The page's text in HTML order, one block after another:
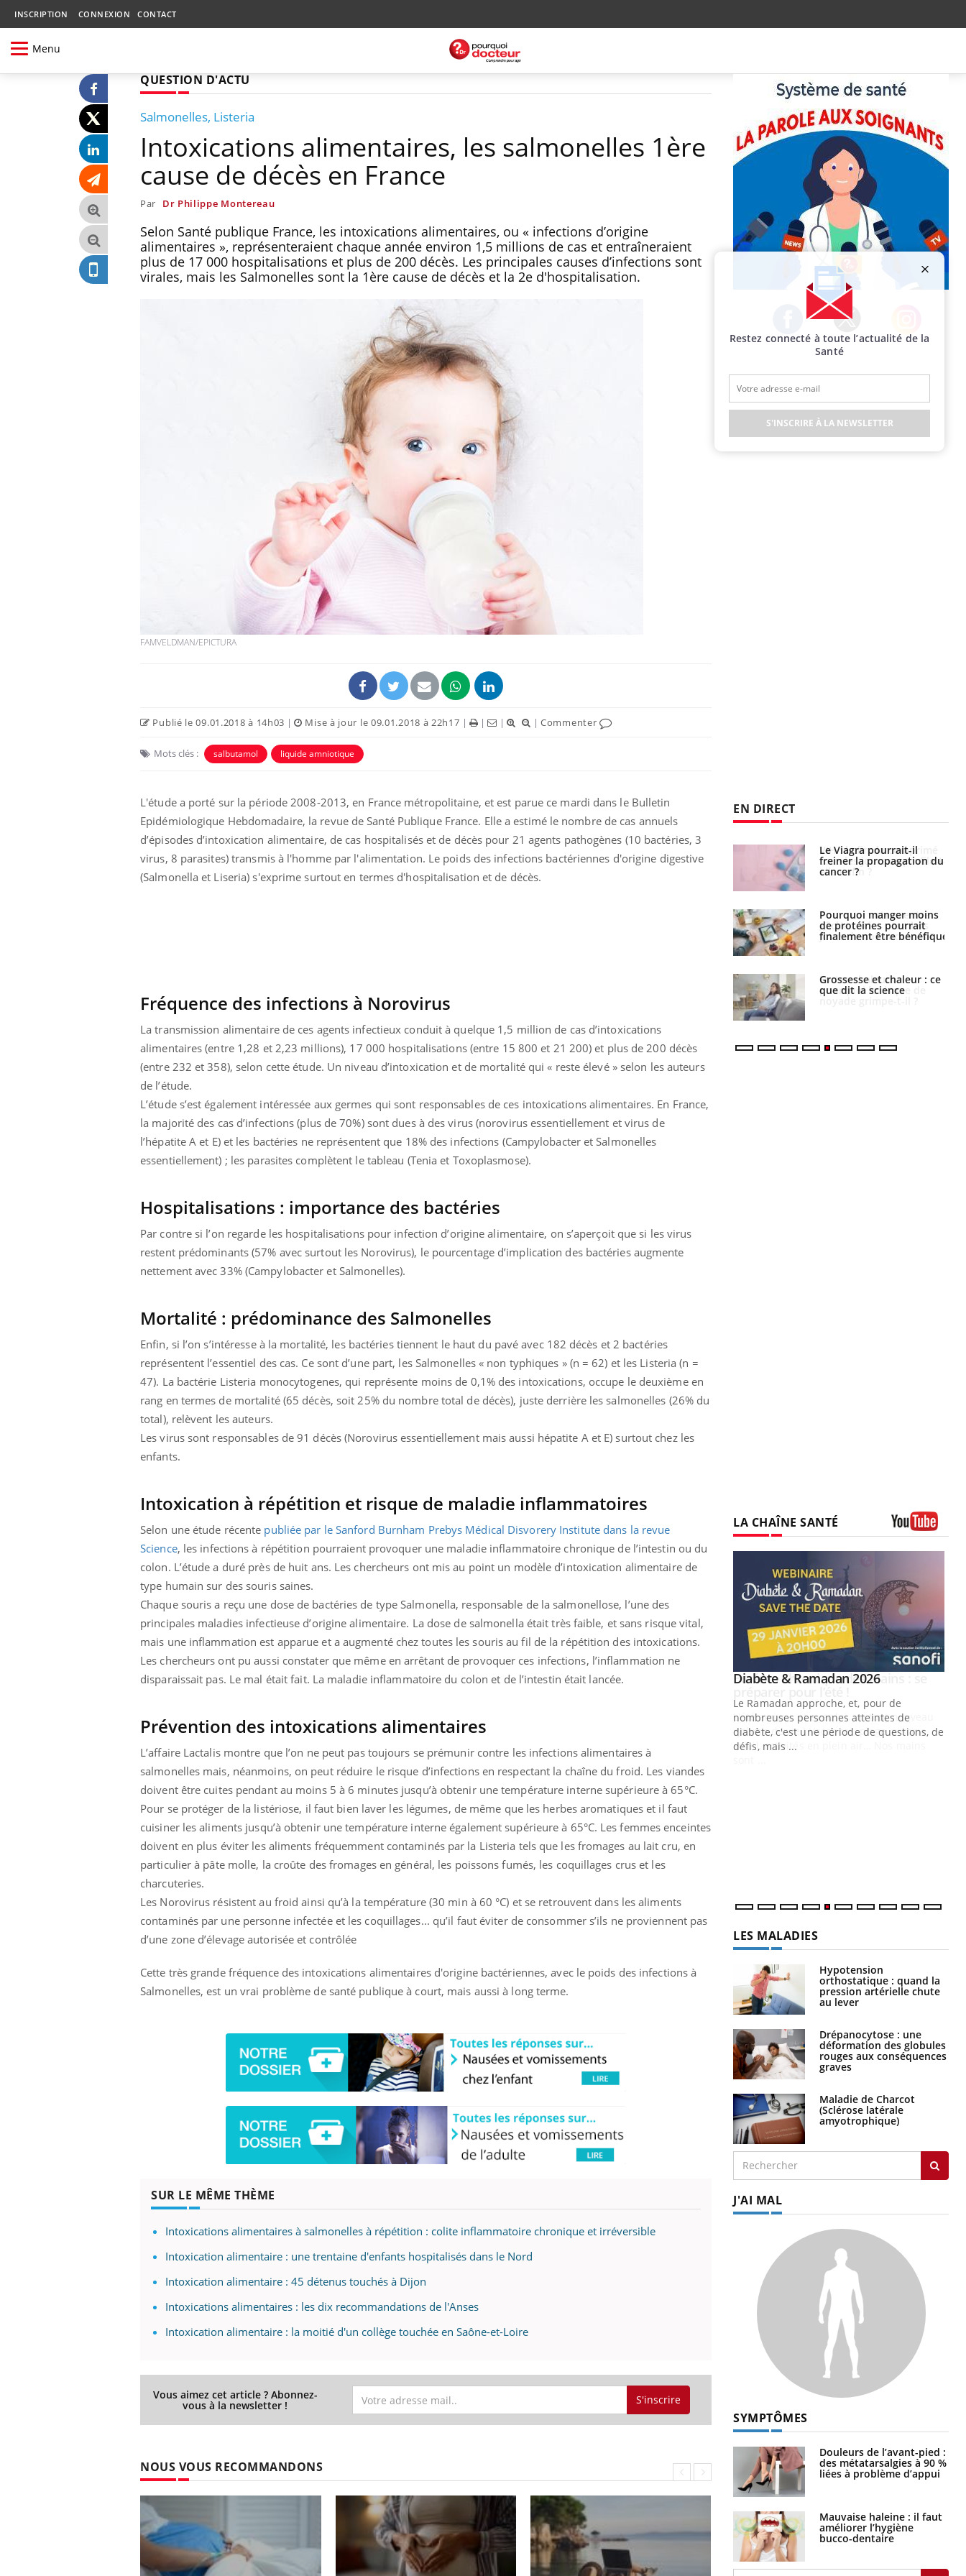
INSCRIPTION CONNEXION CONTACT
Menu
QUESTION D'ACTU
Salmonelles, Listeria
Intoxications alimentaires, les salmonelles 1ère
cause de décès en France
Par Dr Philippe Montereau
Selon Santé publique France, les intoxications alimentaires, ou « infections d’origine
alimentaires », représenteraient chaque année environ 1,5 millions de cas et entraîneraient
plus de 17 000 hospitalisations et plus de 200 décès. Les principales causes d’infections sont
virales, mais les Salmonelles sont la 1ère cause de décès et la 2e d'hospitalisation.
FAMVELDMAN/EPICTURA
Publié le 09.01.2018 à 14h03 | Mise à jour le 09.01.2018 à 22h17 | | | |Commenter
Mots clés : salbutamol liquide amniotique
L'étude a porté sur la période 2008-2013, en France métropolitaine, et est parue ce mardi dans le Bulletin
Epidémiologique Hebdomadaire, la revue de Santé Publique France. Elle a estimé le nombre de cas annuels
d’épisodes d’intoxication alimentaire, de cas hospitalisés et de décès pour 21 agents pathogènes (10 bactéries, 3
virus, 8 parasites) transmis à l'homme par l'alimentation. Le poids des infections bactériennes d'origine digestive
(Salmonella et Liseria) s'exprime surtout en termes d'hospitalisation et de décès.
Fréquence des infections à Norovirus
La transmission alimentaire de ces agents infectieux conduit à quelque 1,5 million de cas d’intoxications
alimentaires (entre 1,28 et 2,23 millions), 17 000 hospitalisations (entre 15 800 et 21 200) et plus de 200 décès
(entre 232 et 358), selon cette étude. Un niveau d’intoxication et de mortalité qui « reste élevé » selon les auteurs
de l’étude.
L’étude s’est également intéressée aux germes qui sont responsables de ces intoxications alimentaires. En France,
la majorité des cas d’infections (plus de 70%) sont dues à des virus (norovirus essentiellement et virus de
l’hépatite A et E) et les bactéries ne représentent que 18% des infections (Campylobacter et Salmonelles
essentiellement) ; les parasites complètent le tableau (Tenia et Toxoplasmose).
Hospitalisations : importance des bactéries
Par contre si l’on regarde les hospitalisations pour infection d’origine alimentaire, on s’aperçoit que si les virus
restent prédominants (57% avec surtout les Norovirus), le pourcentage d’implication des bactéries augmente
nettement avec 33% (Campylobacter et Salmonelles).
Mortalité : prédominance des Salmonelles
Enfin, si l’on s’intéresse à la mortalité, les bactéries tiennent le haut du pavé avec 182 décès et 2 bactéries
représentent l’essentiel des cas. Ce sont d’une part, les Salmonelles « non typhiques » (n = 62) et les Listeria (n =
47). La bactérie Listeria monocytogenes, qui représente moins de 0,1% des intoxications, occupe le deuxième en
rang en termes de mortalité (65 décès, soit 25% du nombre total de décès), juste derrière les salmonelles (26% du
total), relèvent les auteurs.
Les virus sont responsables de 91 décès (Norovirus essentiellement mais aussi hépatite A et E) surtout chez les
enfants.
Intoxication à répétition et risque de maladie inflammatoires
Selon une étude récente publiée par le Sanford Burnham Prebys Médical Disvorery Institute dans la revue
Science, les infections à répétition pourraient provoquer une maladie inflammatoire chronique de l’intestin ou du
colon. L’étude a duré près de huit ans. Les chercheurs ont mis au point un modèle d’intoxication alimentaire de
type humain sur des souris saines.
Chaque souris a reçu une dose de bactéries de type Salmonella, responsable de la salmonellose, l’une des
principales maladies infectieuse d’origine alimentaire. La dose de salmonella était très faible, et sans risque vital,
mais une inflammation est apparue et a augmenté chez toutes les souris au fil de la répétition des intoxications.
Les chercheurs ont pu aussi constater que même en arrêtant de provoquer ces infections, l’inflammation ne
disparaissait pas. Le mal était fait. La maladie inflammatoire du colon et de l’intestin était lancée.
Prévention des intoxications alimentaires
L’affaire Lactalis montre que l’on ne peut pas toujours se prémunir contre les infections alimentaires à
salmonelles mais, néanmoins, on peut réduire le risque d’infections en respectant la chaîne du froid. Les viandes
doivent être cuites pendant au moins 5 à 6 minutes jusqu’à obtenir une température interne supérieure à 65°C.
Pour se protéger de la listériose, il faut bien laver les légumes, de même que les herbes aromatiques et il faut
cuisiner les aliments jusqu’à obtenir une température interne également supérieure à 65°C. Les femmes enceintes
doivent en plus éviter les aliments fréquemment contaminés par la Listeria tels que les fromages au lait cru, en
particulier à pâte molle, la croûte des fromages en général, les poissons fumés, les coquillages crus et les
charcuteries.
Les Norovirus résistent au froid ainsi qu’à la température (30 min à 60 °C) et se retrouvent dans les aliments
contaminés par une personne infectée et les coquillages... qu’il faut éviter de consommer s’ils ne proviennent pas
d’une zone d’élevage autorisée et contrôlée
Cette très grande fréquence des intoxications alimentaires d'origine bactériennes, avec le poids des infections à
Salmonelles, est un vrai problème de santé publique à court, mais aussi à long terme.
SUR LE MÊME THÈME
Intoxications alimentaires à salmonelles à répétition : colite inflammatoire chronique et irréversible
Intoxication alimentaire : une trentaine d'enfants hospitalisés dans le Nord
Intoxication alimentaire : 45 détenus touchés à Dijon
Intoxications alimentaires : les dix recommandations de l'Anses
Intoxication alimentaire : la moitié d'un collège touchée en Saône-et-Loire
Vous aimez cet article ? Abonnez-
vous à la newsletter ! S'inscrire
NOUS VOUS RECOMMANDONS
Facebook Twitter Instagram
EN DIRECT
comment le travail
empiète de plus en plus
sur nos soirées
t-il dans le sud de la
France ?
Les médicaments GLP-1
protègent-ils aussi les os
VIH : la fin du comprimé
tous les jours se profile-t-
Le Viagra pourrait-il
freiner la propagation du
cancer ?
Pourquoi manger moins
de protéines pourrait
finalement être bénéfique
Grossesse et chaleur : ce
que dit la science
LA CHAÎNE SANTÉ
Carence en fer : comprendre pour
Youtube
Fatigue, irritabilité, brouillard mental ou
même alopécie… Les symptômes de la
carence en fer sont multiples ce qui la rend
Youtube
Insuline & Charge mentale : et si on
En 2026, l'insuline dans le diabète de type 2
reste entourée d'idées reçues chez les
patients comme parfois chez les soignants.
Youtube
Eczéma Chronique des Mains : se
soleil, activités en plein air… Nos mains
sont ...
Youtube
Diabète & Ramadan 2026Youtube
Le Ramadan approche, et, pour de
nombreuses personnes atteintes de
diabète, c'est une période de questions, de
défis, mais ...
LES MALADIES
Hypotension
orthostatique : quand la
pression artérielle chute
au lever
Drépanocytose : une
déformation des globules
rouges aux conséquences
graves
Maladie de Charcot
(Sclérose latérale
amyotrophique)
J'AI MAL
SYMPTÔMES
Douleurs de l’avant-pied :
des métatarsalgies à 90 %
liées à problème d’appui
Mauvaise haleine : il faut
améliorer l’hygiène
bucco-dentaire
Restez connecté à toute l’actualité de la
Santé
S'INSCRIRE À LA NEWSLETTER